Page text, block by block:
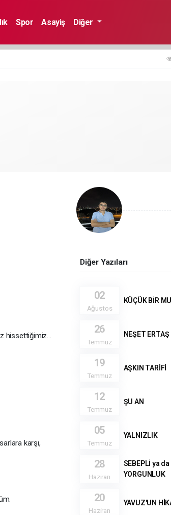
Spor Asayiş Diğer
hissettiğimiz...
karşı,
Diğer Yazıları
02
Ağustos
KÜÇÜK BİR
26
Temmuz
NEŞET ERTAŞ
19
Temmuz
AŞKIN TARİFİ
12
Temmuz
ŞU AN
05
Temmuz
YALNIZLIK
28
Haziran
SEBEPLİ ya
YORGUNLUK
20
Haziran
YAVUZ'UN